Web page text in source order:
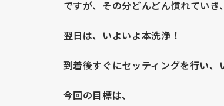
ですが、その分どんどん慣れていき
翌日は、いよいよ本洗浄！
到着後すぐにセッティングを行い、
今回の目標は、